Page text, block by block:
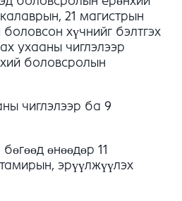
21 магистрын
хүчнийг бэлтгэх
ухааны чиглэлээр
боловсролын
чиглэлээр ба 9
өнөөдөр 11
эрүүлжүүлэх